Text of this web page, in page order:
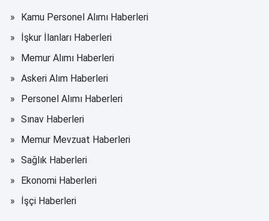
Kamu Personel Alımı Haberleri
İşkur İlanları Haberleri
Memur Alımı Haberleri
Askeri Alım Haberleri
Personel Alımı Haberleri
Sınav Haberleri
Memur Mevzuat Haberleri
Sağlık Haberleri
Ekonomi Haberleri
İşçi Haberleri